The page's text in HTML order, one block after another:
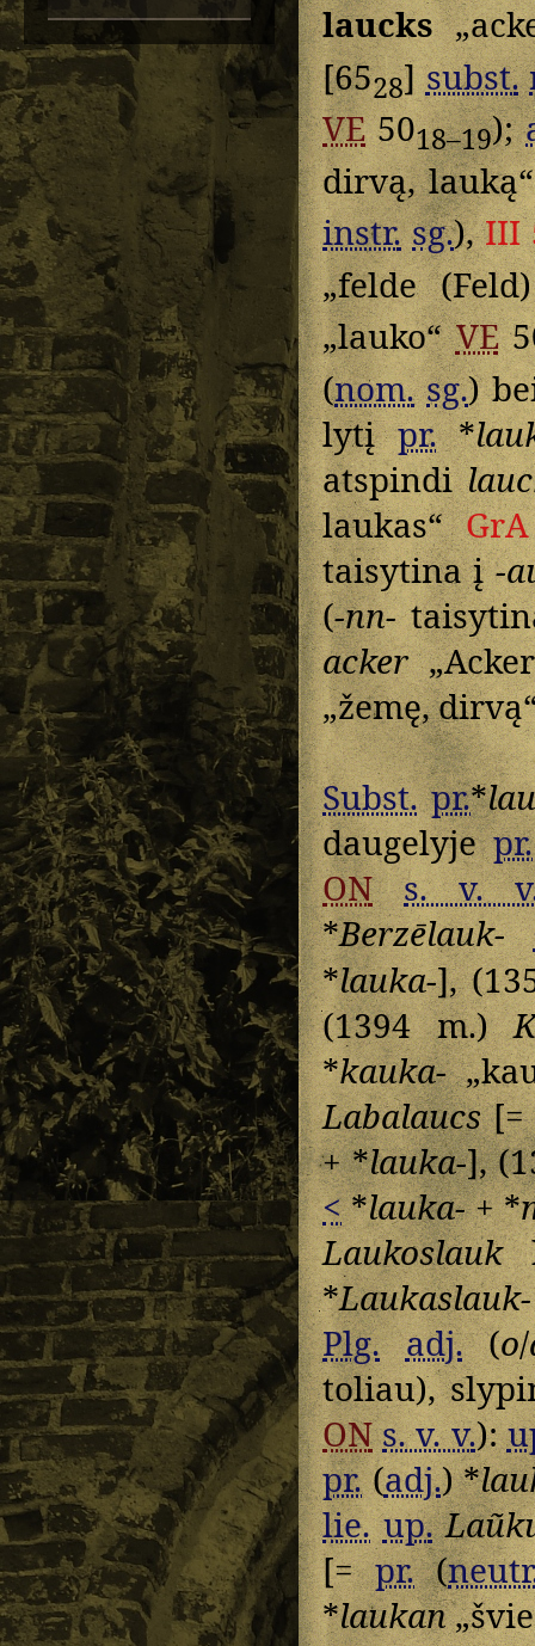
laucks
[6528]subst.
VE5018–19);
dirvą,
instr. sg.),III
„felde
„lauko“VE
(nom. sg.)
lytįpr.*
atspindi
laukas“
taisytina į-
(-nn-
acker
„žemę,
Subst. pr.*
daugelyjepr.
ON
s. v.
*Berzēlauk-
*lauka-],
(1394 m.)
*kauka-
Labalaucs[=
+ *lauka-],
<*lauka-+ *
Laukoslauk
*Laukaslauk-
Plg. adj.(o/
toliau),
ON s. v. v.):
pr.(adj.) *
lie. up.
[=pr.(
*laukan